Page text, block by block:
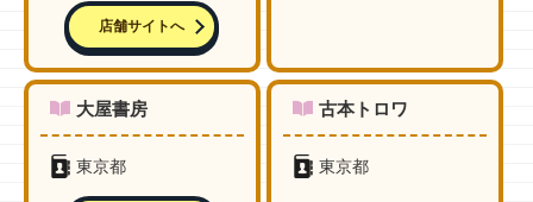
店舗サイトへ
大屋書房
東京都
古本トロワ
東京都